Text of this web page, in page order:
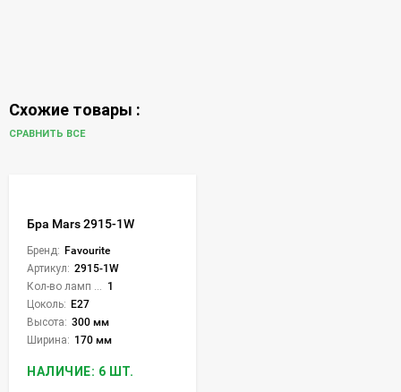
Схожие товары :
СРАВНИТЬ ВСЕ
Бра Mars 2915-1W
Бренд: Favourite
Артикул: 2915-1W
1
Цоколь: E27
Высота: 300 мм
Ширина: 170 мм
НАЛИЧИЕ: 6 ШТ.